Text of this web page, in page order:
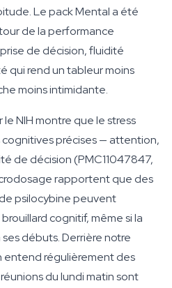
Le pack Mental a été
de la performance
de décision, fluidité
qui rend un tableur moins
moins intimidante.
NIH montre que le stress
précises — attention,
de décision (PMC11047847,
rapportent que des
psilocybine peuvent
cognitif, même si la
débuts. Derrière notre
entend régulièrement des
du lundi matin sont